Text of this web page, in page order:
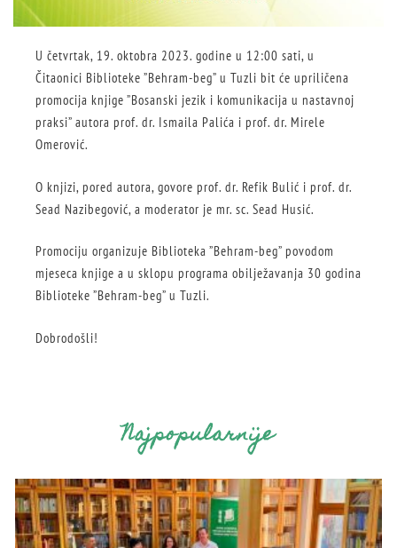
U četvrtak, 19. oktobra 2023. godine u 12:00 sati, u
Čitaonici Biblioteke ”Behram-beg” u Tuzli bit će upriličena
promocija knjige ”Bosanski jezik i komunikacija u nastavnoj
praksi” autora prof. dr. Ismaila Palića i prof. dr. Mirele
Omerović.
O knjizi, pored autora, govore prof. dr. Refik Bulić i prof. dr.
Sead Nazibegović, a moderator je mr. sc. Sead Husić.
Promociju organizuje Biblioteka ”Behram-beg” povodom
mjeseca knjige a u sklopu programa obilježavanja 30 godina
Biblioteke ”Behram-beg” u Tuzli.
Dobrodošli!
Najpopularnije